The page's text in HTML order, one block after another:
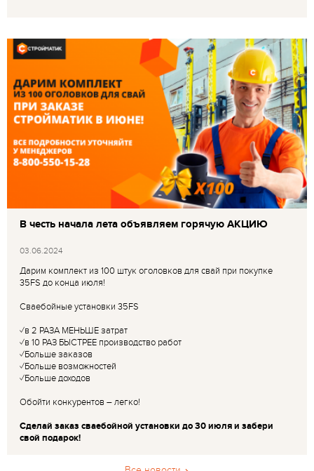
В честь начала лета объявляем горячую АКЦИЮ
03.06.2024
Дарим комплект из 100 штук оголовков для свай при покупке
35FS до конца июля!
Сваебойные установки 35FS
✓в 2 РАЗА МЕНЬШЕ затрат
✓в 10 РАЗ БЫСТРЕЕ производство работ
✓Больше заказов
✓Больше возможностей
✓Больше доходов
Обойти конкурентов – легко!
Сделай заказ сваебойной установки до 30 июля и забери
свой подарок!